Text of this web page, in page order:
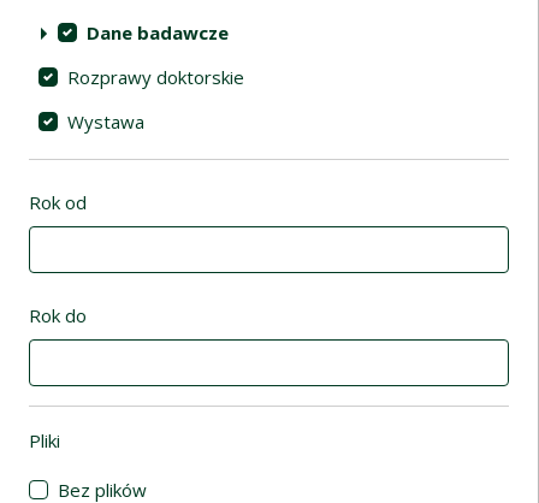
Dane badawcze
Rozprawy doktorskie
Wystawa
Rok od
Rok do
Pliki
Bez plików